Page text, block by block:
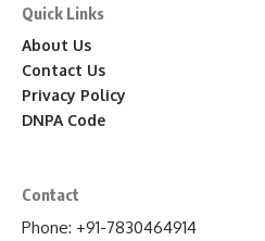
Quick Links
About Us
Contact Us
Privacy Policy
DNPA Code
Contact
Phone: +91-7830464914